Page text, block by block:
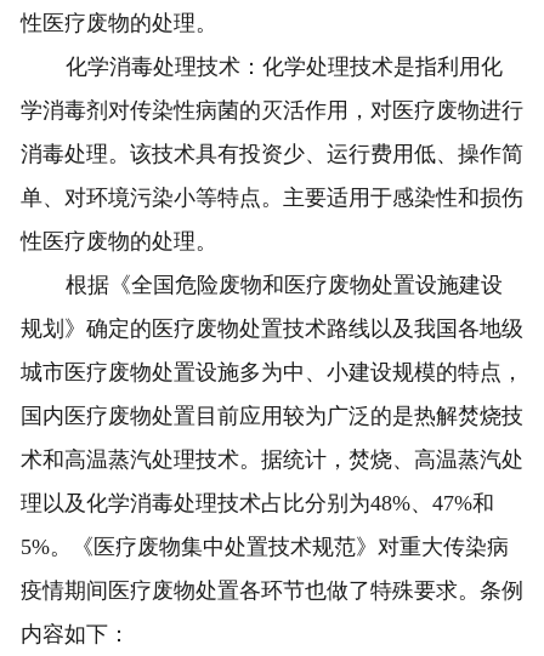
性医疗废物的处理。
化学消毒处理技术：化学处理技术是指利用化
学消毒剂对传染性病菌的灭活作用，对医疗废物进行
消毒处理。该技术具有投资少、运行费用低、操作简
单、对环境污染小等特点。主要适用于感染性和损伤
性医疗废物的处理。
根据《全国危险废物和医疗废物处置设施建设
规划》确定的医疗废物处置技术路线以及我国各地级
城市医疗废物处置设施多为中、小建设规模的特点，
国内医疗废物处置目前应用较为广泛的是热解焚烧技
术和高温蒸汽处理技术。据统计，焚烧、高温蒸汽处
理以及化学消毒处理技术占比分别为48%、47%和
5%。《医疗废物集中处置技术规范》对重大传染病
疫情期间医疗废物处置各环节也做了特殊要求。条例
内容如下：